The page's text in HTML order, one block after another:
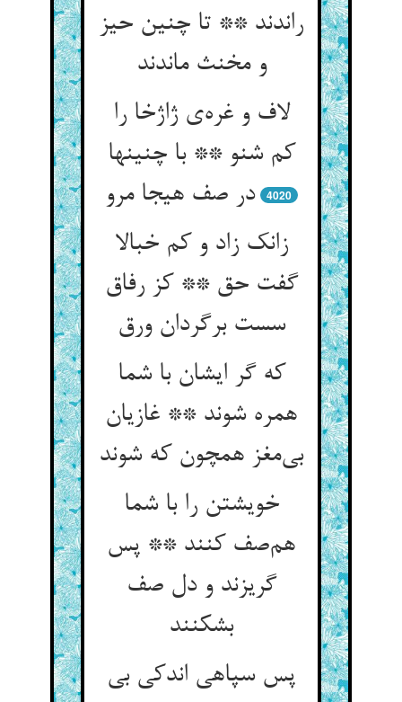
راندند ** تا چنین حیز
و مخنث ماندند
لاف و غره‌ی ژاژخا را
کم شنو ** با چنینها
در صف هیجا مرو
4020
زانک زاد و کم خبالا
گفت حق ** کز رفاق
سست برگردان ورق
که گر ایشان با شما
همره شوند ** غازیان
بی‌مغز همچون که شوند
خویشتن را با شما
هم‌صف کنند ** پس
گریزند و دل صف
بشکنند
پس سپاهی اندکی بی